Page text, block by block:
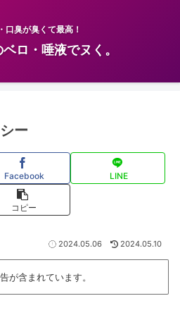
口臭が臭くて最高！
ロ・唾液でヌく。
ー
Facebook LINE
コピー
2024.05.06 2024.05.10
が含まれています。